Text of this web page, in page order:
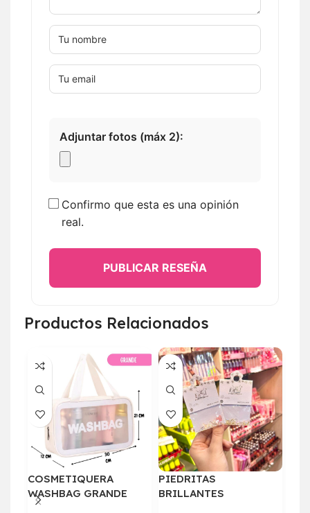
Adjuntar fotos (máx 2):
Confirmo que esta es una opinión
real.
PUBLICAR RESEÑA
Productos Relacionados
COSMETIQUERA
WASHBAG GRANDE
PIEDRITAS
BRILLANTES